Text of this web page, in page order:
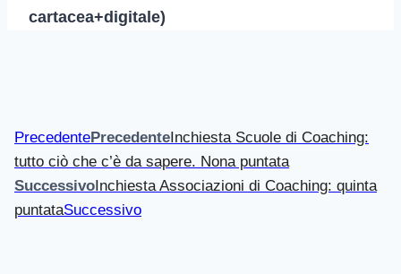
cartacea+digitale)
PrecedentePrecedenteInchiesta Scuole di Coaching:
tutto ciò che c’è da sapere. Nona puntata
SuccessivoInchiesta Associazioni di Coaching: quinta
puntataSuccessivo